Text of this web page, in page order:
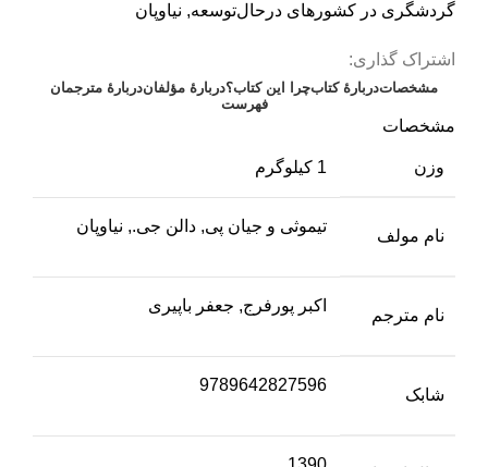
گردشگری در کشورهای درحال‌توسعه, نیاوپان
اشتراک گذاری:
مشخصاتدربارهٔ کتابچرا این کتاب؟دربارۀ مؤلفاندربارۀ مترجمان
فهرست
مشخصات
وزن 1 کیلوگرم
نام مولف
تیموثی و جیان پی, دالن جی., نیاوپان
نام مترجم
اکبر پور‌فرج, جعفر باپیری
شابک
9789642827596